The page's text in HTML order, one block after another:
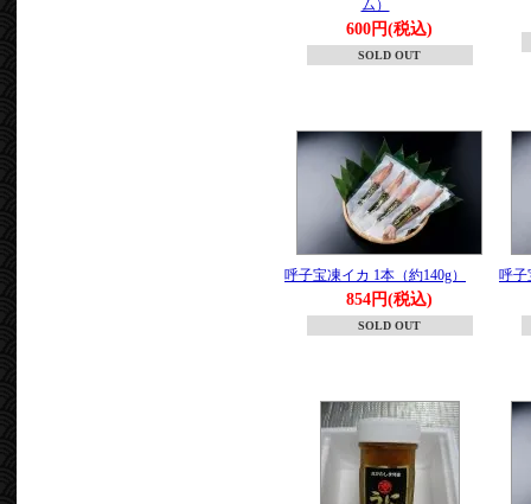
ム）
600円(税込)
SOLD OUT
呼子宝凍イカ 1本（約140g）
854円(税込)
SOLD OUT
呼子